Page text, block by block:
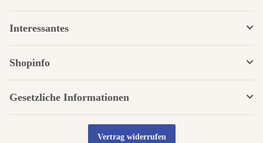
Interessantes
Shopinfo
Gesetzliche Informationen
Vertrag widerrufen